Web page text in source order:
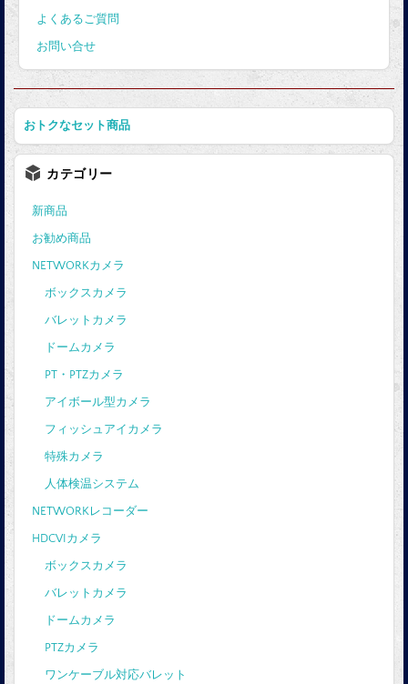
よくあるご質問
お問い合せ
おトクなセット商品
カテゴリー
新商品
お勧め商品
NETWORKカメラ
ボックスカメラ
バレットカメラ
ドームカメラ
PT・PTZカメラ
アイボール型カメラ
フィッシュアイカメラ
特殊カメラ
人体検温システム
NETWORKレコーダー
HDCVIカメラ
ボックスカメラ
バレットカメラ
ドームカメラ
PTZカメラ
ワンケーブル対応バレット